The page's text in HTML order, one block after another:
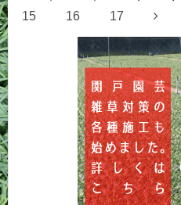
15 16 17